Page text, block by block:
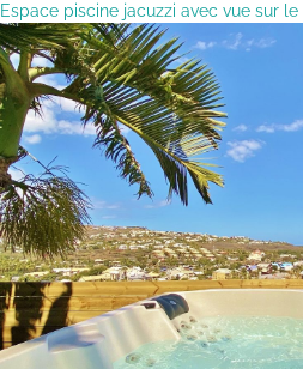
Espace piscine jacuzzi avec vue sur